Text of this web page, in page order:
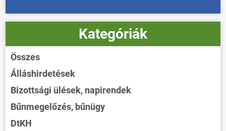
Kategóriák
Összes
Álláshirdetések
Bizottsági ülések, napirendek
Bűnmegelőzés, bűnügy
DtKH